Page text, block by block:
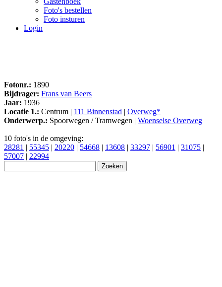
Foto's bestellen
Foto insturen
Login
Fotonr.: 1890
Bijdrager: Frans van Beers
Jaar: 1936
Locatie 1.: Centrum | 111 Binnenstad | Overweg*
Onderwerp.: Spoorwegen / Tramwegen | Woenselse Overweg
10 foto's in de omgeving:
28281 | 55345 | 20220 | 54668 | 13608 | 33297 | 56901 | 31075 |
57007 | 22994